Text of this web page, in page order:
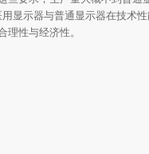
显示器与普通显示器在技术
性与经济性。